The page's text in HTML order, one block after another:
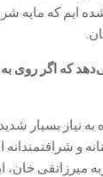
ایم که مایه
که اگر روی
به نیاز بسیار
و
میرزاتقی خان،